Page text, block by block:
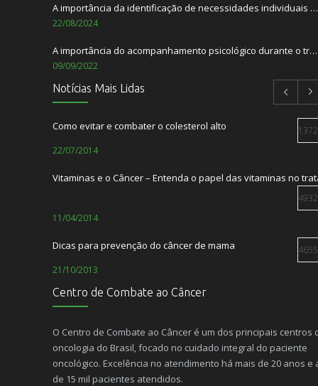
A importância da identificação de necessidades individuais dos pacientes
22/08/2024
A importância do acompanhamento psicológico durante o tratamento do câncer.
09/09/2022
Setembro Amarelo – Mês de Prevenção ao Suicídio
31/05/2022
Centro de Combate ao Câncer e Laços Saúde lançam a Lacon
Notícias Mais Lidas
Como evitar e combater o colesterol alto
22/07/2014
Vitaminas e o Câncer – Entenda o papel das vitaminas no
11/04/2014
Dicas para prevenção do câncer de mama
21/10/2013
O paciente com câncer não precisa sentir dor
O Câncer é hereditário?
10/12/2014
Centro de Combate ao Câncer
O Centro de Combate ao Câncer é um dos principais centros
oncologia do Brasil, focado no cuidado integral do paciente
oncológico. Excelência no atendimento há mais de 20 anos e
de 15 mil pacientes atendidos.